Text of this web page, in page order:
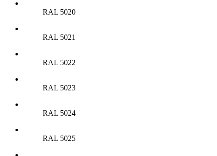
RAL 5020
RAL 5021
RAL 5022
RAL 5023
RAL 5024
RAL 5025